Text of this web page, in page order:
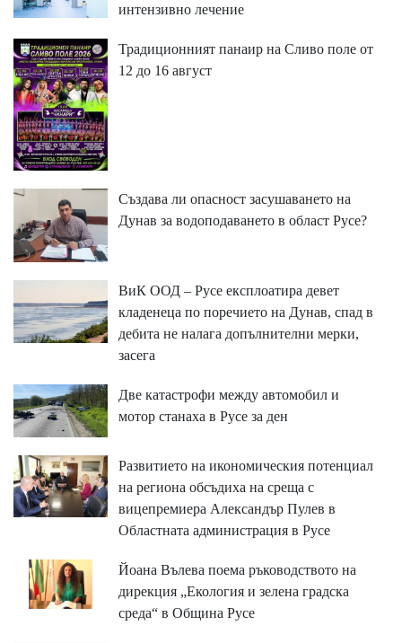
интензивно лечение
Традиционният панаир на Сливо поле от
12 до 16 август
Създава ли опасност засушаването на
Дунав за водоподаването в област Русе?
ВиК ООД – Русе експлоатира девет
кладенеца по поречието на Дунав, спад в
дебита не налага допълнителни мерки,
засега
Две катастрофи между автомобил и
мотор станаха в Русе за ден
Развитието на икономическия потенциал
на региона обсъдиха на среща с
вицепремиера Александър Пулев в
Областната администрация в Русе
Йоана Вълева поема ръководството на
дирекция „Екология и зелена градска
среда“ в Община Русе